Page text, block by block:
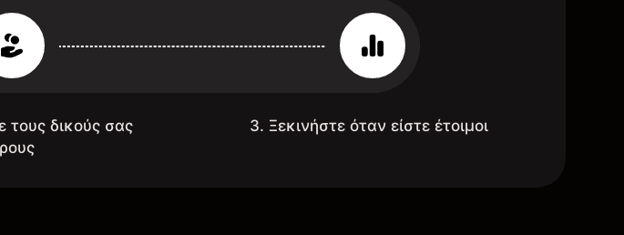
τους δικούς σας
3. Ξεκινήστε όταν είστε έτοιμοι